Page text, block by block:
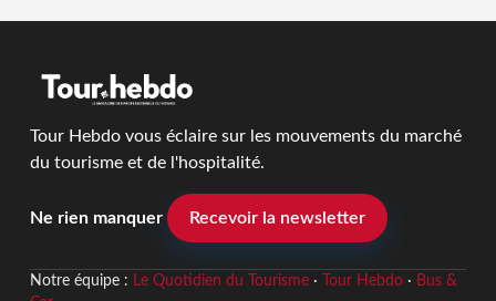
Tour Hebdo vous éclaire sur les mouvements du marché
du tourisme et de l'hospitalité.
Ne rien manquer Recevoir la newsletter
Notre équipe : Le Quotidien du Tourisme· Tour Hebdo· Bus &